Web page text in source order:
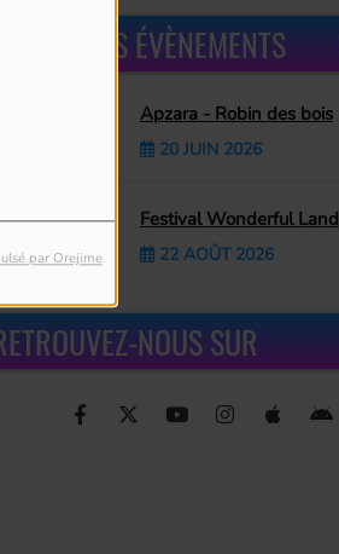
par Orejime
PROCHAINS ÉVÈNEMENTS
Apzara - Robin des bois
20 JUIN 2026
Festival Wonderful Land
22 AOÛT 2026
NOUS SUR